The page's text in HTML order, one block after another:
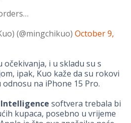
(@mingchikuo) October 9,
i u skladu su s
ipak, Kuo kaže da su rokovi
na iPhone 15 Pro.
softvera trebala bi
kupaca, posebno u vrijeme